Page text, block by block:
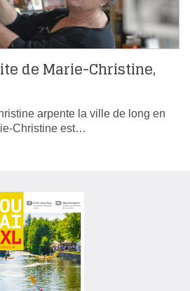
de Marie-Christine,
arpente la ville de long en
Christine est…